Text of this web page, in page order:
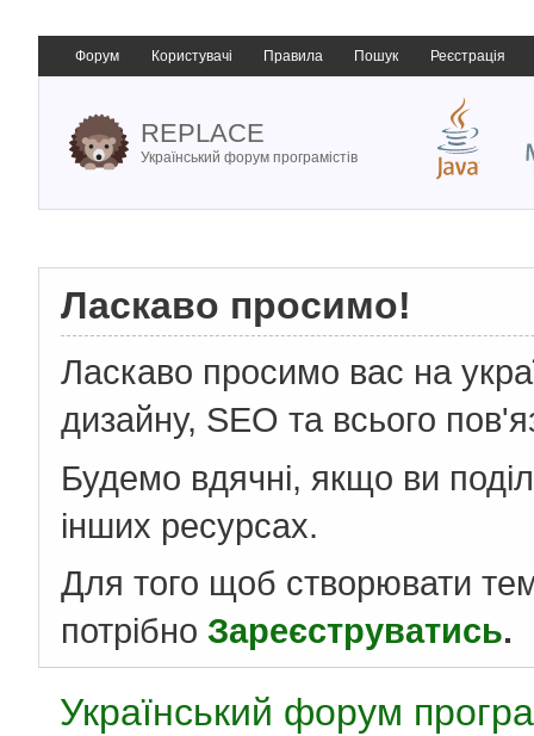
Форум Користувачі Правила Пошук Реєстрація
REPLACE
Український форум програмістів
Ласкаво просимо!
Ласкаво просимо вас на
дизайну, SEO та всього
Будемо вдячні, якщо ви
інших ресурсах.
Для того щоб створювати
потрібно Зареєструватись.
Український форум